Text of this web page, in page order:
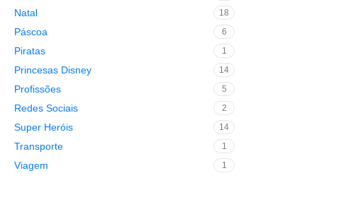
Natal 18
Páscoa 6
Piratas 1
Princesas Disney 14
Profissões 5
Redes Sociais 2
Super Heróis 14
Transporte 1
Viagem 1